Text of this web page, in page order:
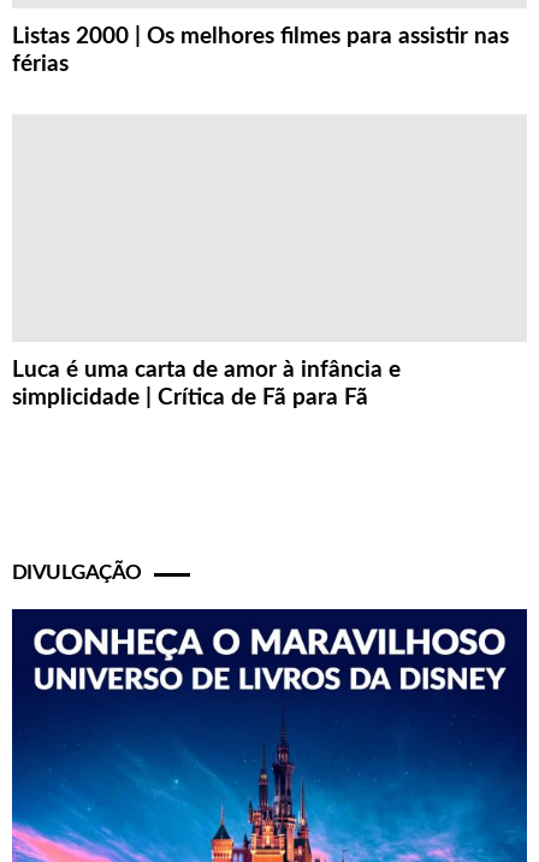
Listas 2000 | Os melhores filmes para assistir nas
férias
Luca é uma carta de amor à infância e
simplicidade | Crítica de Fã para Fã
DIVULGAÇÃO